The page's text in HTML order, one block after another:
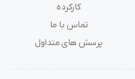
کارکرده
تماس با ما
پرسش های متداول